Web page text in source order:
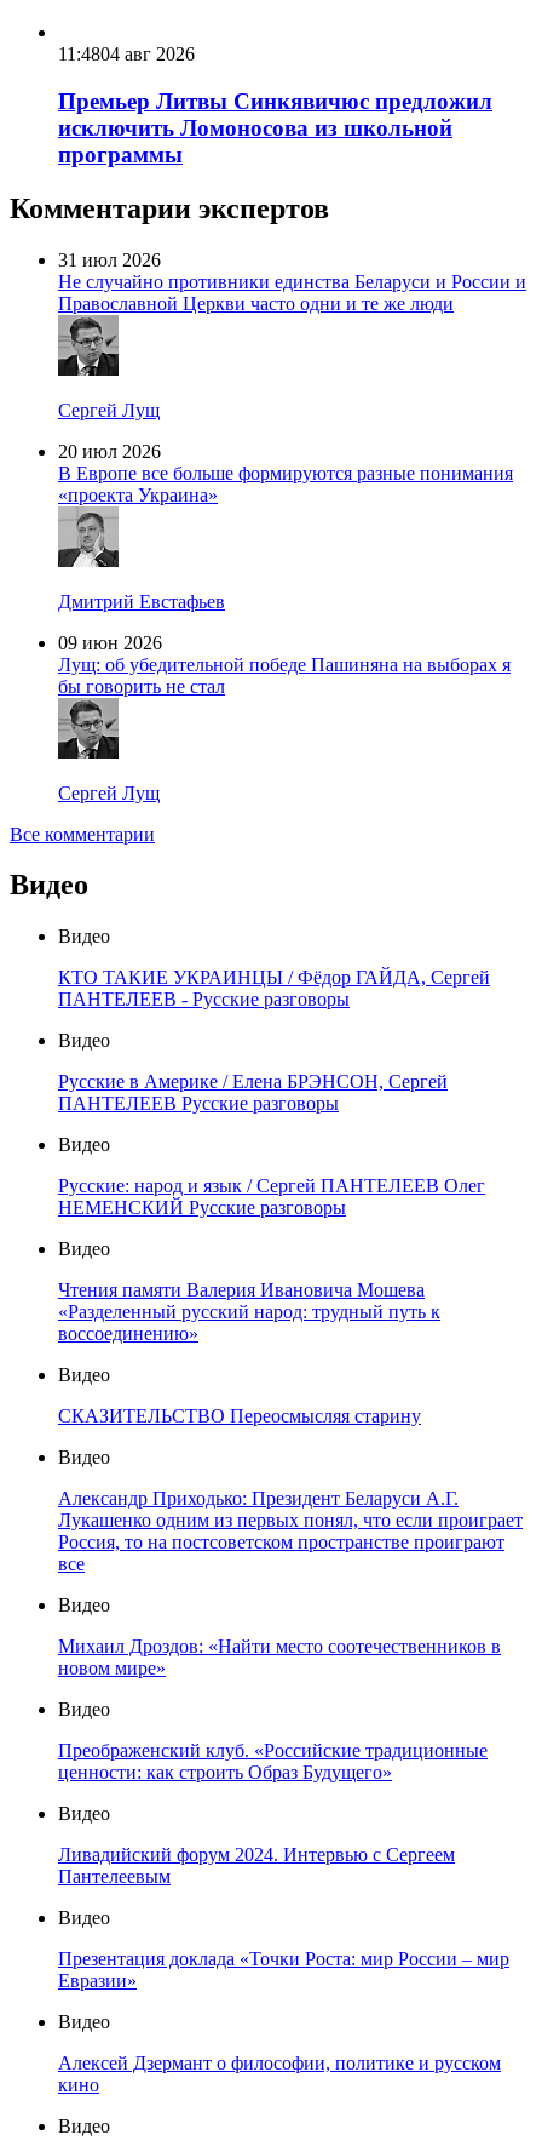
11:4804 авг 2026
Премьер Литвы Синкявичюс предложил
исключить Ломоносова из школьной
программы
Комментарии экспертов
31 июл 2026
Не случайно противники единства Беларуси и России и
Православной Церкви часто одни и те же люди
Сергей Лущ
20 июл 2026
В Европе все больше формируются разные понимания
«проекта Украина»
Дмитрий Евстафьев
09 июн 2026
Лущ: об убедительной победе Пашиняна на выборах я
бы говорить не стал
Сергей Лущ
Все комментарии
Видео
Видео
КТО ТАКИЕ УКРАИНЦЫ / Фёдор ГАЙДА, Сергей
ПАНТЕЛЕЕВ - Русские разговоры
Видео
Русские в Америке / Елена БРЭНСОН, Сергей
ПАНТЕЛЕЕВ Русские разговоры
Видео
Русские: народ и язык / Сергей ПАНТЕЛЕЕВ Олег
НЕМЕНСКИЙ Русские разговоры
Видео
Чтения памяти Валерия Ивановича Мошева
«Разделенный русский народ: трудный путь к
воссоединению»
Видео
СКАЗИТЕЛЬСТВО Переосмысляя старину
Видео
Александр Приходько: Президент Беларуси А.Г.
Лукашенко одним из первых понял, что если проиграет
Россия, то на постсоветском пространстве проиграют
все
Видео
Михаил Дроздов: «Найти место соотечественников в
новом мире»
Видео
Преображенский клуб. «Российские традиционные
ценности: как строить Образ Будущего»
Видео
Ливадийский форум 2024. Интервью с Сергеем
Пантелеевым
Видео
Презентация доклада «Точки Роста: мир России – мир
Евразии»
Видео
Алексей Дзермант о философии, политике и русском
кино
Видео